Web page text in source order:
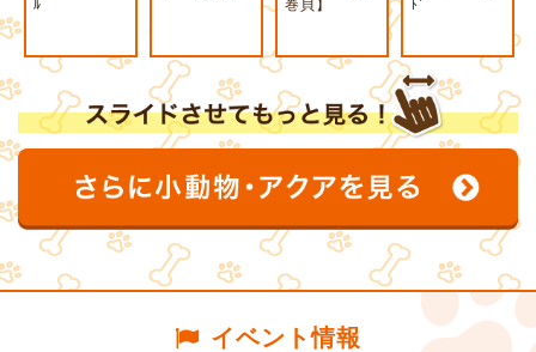
ﾙ
巻貝】
ﾄﾞ
イベント情報